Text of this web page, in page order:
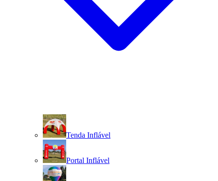
Tenda Inflável
Portal Inflável